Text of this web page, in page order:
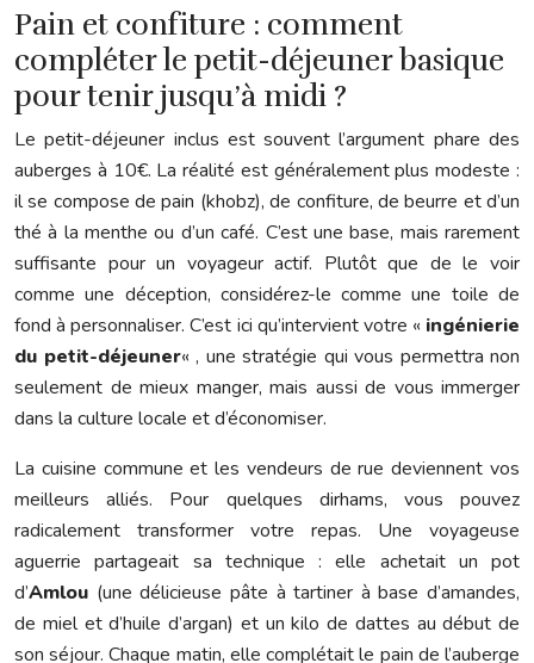
Pain et confiture : comment
compléter le petit-déjeuner basique
pour tenir jusqu’à midi ?
Le petit-déjeuner inclus est souvent l’argument phare des
auberges à 10€. La réalité est généralement plus modeste :
il se compose de pain (khobz), de confiture, de beurre et d’un
thé à la menthe ou d’un café. C’est une base, mais rarement
suffisante pour un voyageur actif. Plutôt que de le voir
comme une déception, considérez-le comme une toile de
fond à personnaliser. C’est ici qu’intervient votre « ingénierie
du petit-déjeuner« , une stratégie qui vous permettra non
seulement de mieux manger, mais aussi de vous immerger
dans la culture locale et d’économiser.
La cuisine commune et les vendeurs de rue deviennent vos
meilleurs alliés. Pour quelques dirhams, vous pouvez
radicalement transformer votre repas. Une voyageuse
aguerrie partageait sa technique : elle achetait un pot
d’Amlou (une délicieuse pâte à tartiner à base d’amandes,
de miel et d’huile d’argan) et un kilo de dattes au début de
son séjour. Chaque matin, elle complétait le pain de l’auberge